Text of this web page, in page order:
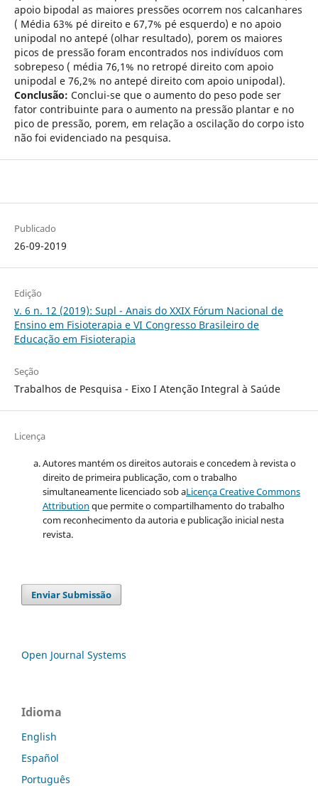
apoio bipodal as maiores pressões ocorrem nos calcanhares
( Média 63% pé direito e 67,7% pé esquerdo) e no apoio
unipodal no antepé (olhar resultado), porem os maiores
picos de pressão foram encontrados nos indivíduos com
sobrepeso ( média 76,1% no retropé direito com apoio
unipodal e 76,2% no antepé direito com apoio unipodal).
Conclusão: Conclui-se que o aumento do peso pode ser
fator contribuinte para o aumento na pressão plantar e no
pico de pressão, porem, em relação a oscilação do corpo isto
não foi evidenciado na pesquisa.
Publicado
26-09-2019
Edição
v. 6 n. 12 (2019): Supl - Anais do XXIX Fórum Nacional de
Ensino em Fisioterapia e VI Congresso Brasileiro de
Educação em Fisioterapia
Seção
Trabalhos de Pesquisa - Eixo I Atenção Integral à Saúde
Licença
Autores mantém os direitos autorais e concedem à revista o
direito de primeira publicação, com o trabalho
simultaneamente licenciado sob aLicença Creative Commons
Attribution que permite o compartilhamento do trabalho
com reconhecimento da autoria e publicação inicial nesta
revista.
Enviar Submissão
Open Journal Systems
Idioma
English
Español
Português